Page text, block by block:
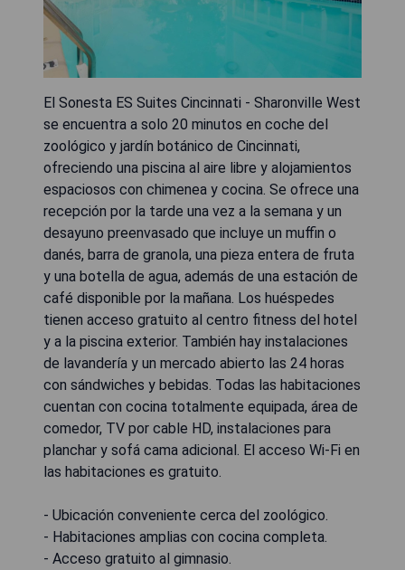
El Sonesta ES Suites Cincinnati - Sharonville West
se encuentra a solo 20 minutos en coche del
zoológico y jardín botánico de Cincinnati,
ofreciendo una piscina al aire libre y alojamientos
espaciosos con chimenea y cocina. Se ofrece una
recepción por la tarde una vez a la semana y un
desayuno preenvasado que incluye un muffin o
danés, barra de granola, una pieza entera de fruta
y una botella de agua, además de una estación de
café disponible por la mañana. Los huéspedes
tienen acceso gratuito al centro fitness del hotel
y a la piscina exterior. También hay instalaciones
de lavandería y un mercado abierto las 24 horas
con sándwiches y bebidas. Todas las habitaciones
cuentan con cocina totalmente equipada, área de
comedor, TV por cable HD, instalaciones para
planchar y sofá cama adicional. El acceso Wi-Fi en
las habitaciones es gratuito.
- Ubicación conveniente cerca del zoológico.
- Habitaciones amplias con cocina completa.
- Acceso gratuito al gimnasio.